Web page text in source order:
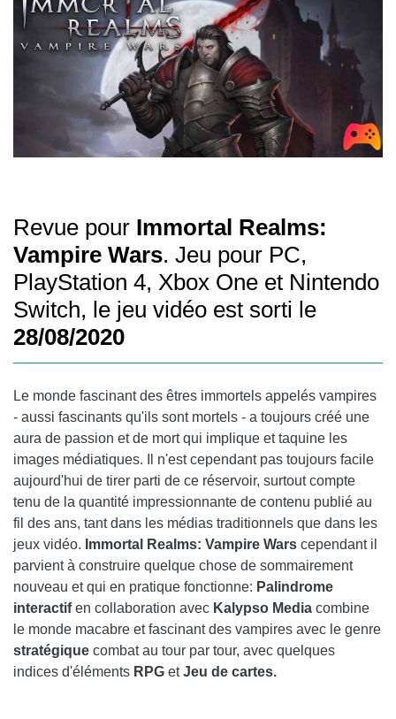
Revue pour Immortal Realms:
Vampire Wars. Jeu pour PC,
PlayStation 4, Xbox One et Nintendo
Switch, le jeu vidéo est sorti le
28/08/2020
Le monde fascinant des êtres immortels appelés vampires
- aussi fascinants qu'ils sont mortels - a toujours créé une
aura de passion et de mort qui implique et taquine les
images médiatiques. Il n'est cependant pas toujours facile
aujourd'hui de tirer parti de ce réservoir, surtout compte
tenu de la quantité impressionnante de contenu publié au
fil des ans, tant dans les médias traditionnels que dans les
jeux vidéo. Immortal Realms: Vampire Wars cependant il
parvient à construire quelque chose de sommairement
nouveau et qui en pratique fonctionne: Palindrome
interactifen collaboration avec Kalypso Media combine
le monde macabre et fascinant des vampires avec le genre
stratégique combat au tour par tour, avec quelques
indices d'éléments RPG etJeu de cartes.